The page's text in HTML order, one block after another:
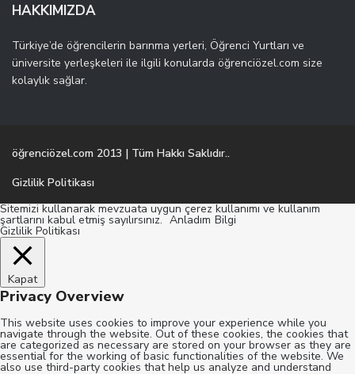
HAKKIMIZDA
Türkiye’de öğrencilerin barınma yerleri, Öğrenci Yurtları ve
üniversite yerleşkeleri ile ilgili konularda öğrenciözel.com size
kolaylık sağlar.
öğrenciözel.com 2013 | Tüm Hakkı Saklıdır..
Gizlilik Politikası
Sitemizi kullanarak mevzuata uygun çerez kullanımı ve kullanım
şartlarını kabul etmiş sayılırsınız. Anladım Bilgi
Gizlilik Politikası
Kapat
Privacy Overview
This website uses cookies to improve your experience while you
navigate through the website. Out of these cookies, the cookies that
are categorized as necessary are stored on your browser as they are
essential for the working of basic functionalities of the website. We
also use third-party cookies that help us analyze and understand